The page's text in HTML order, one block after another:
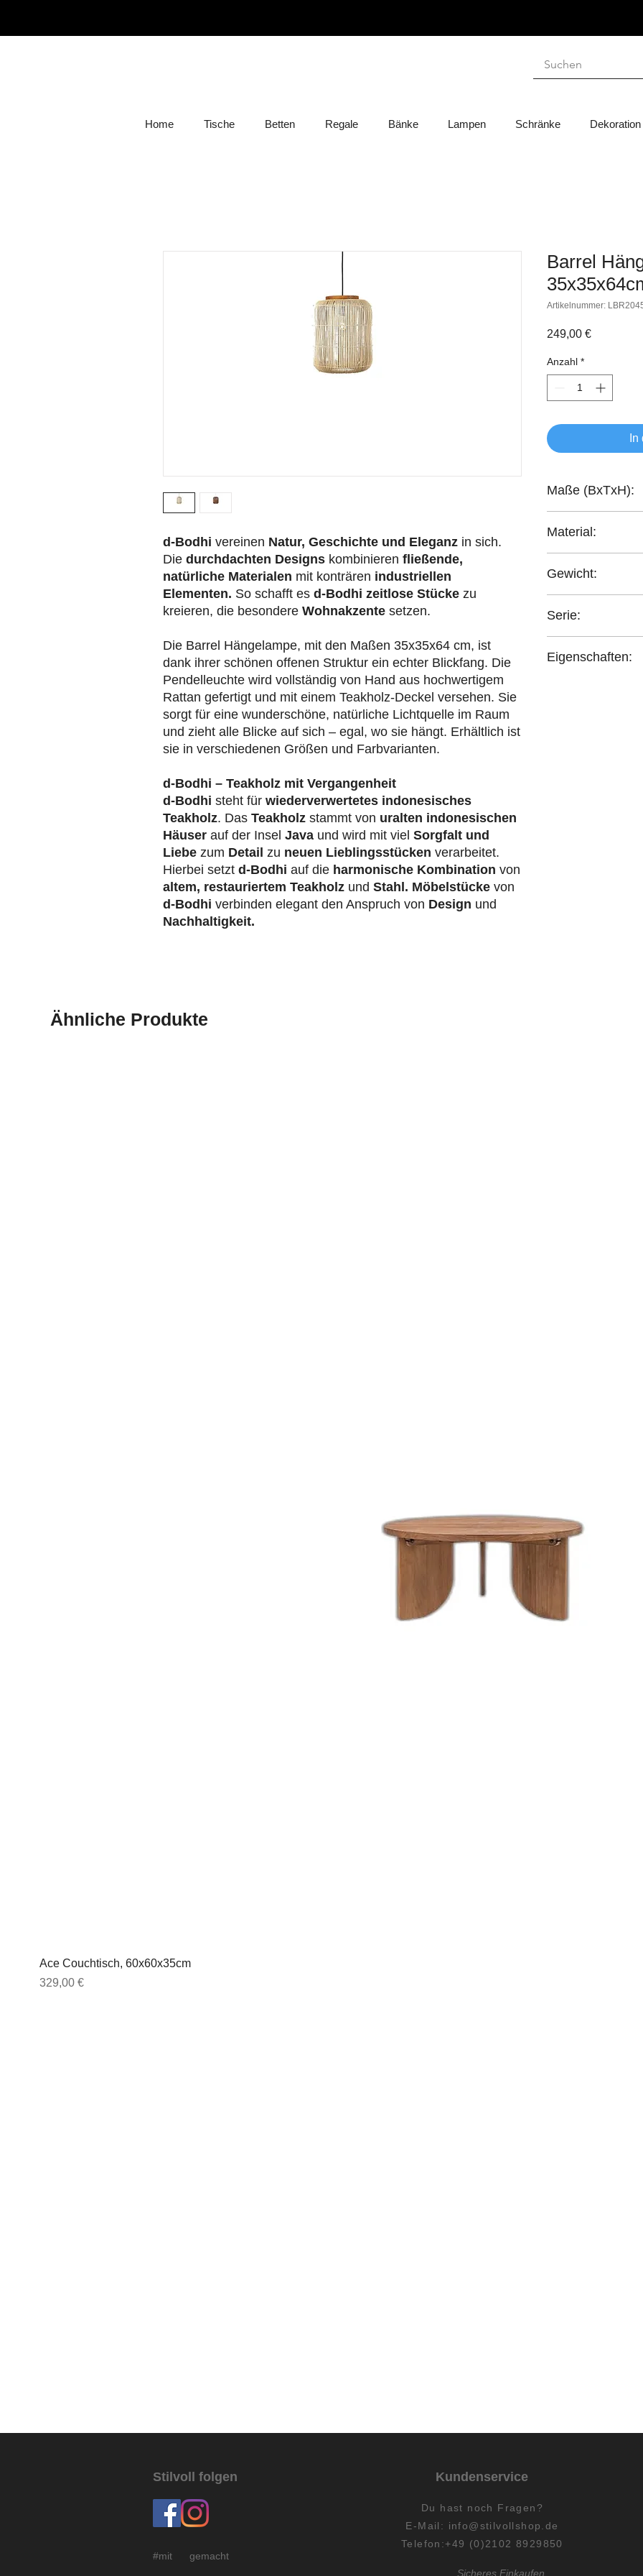
Home Tische Betten Regale Bänke Lampen Schränke Dekoration
d-Bodhi vereinen Natur, Geschichte und Eleganz in sich.
Die durchdachten Designs kombinieren fließende,
natürliche Materialen mit konträren industriellen
Elementen. So schafft es d-Bodhi zeitlose Stücke zu
kreieren, die besondere Wohnakzente setzen.
Die Barrel Hängelampe, mit den Maßen 35x35x64 cm, ist
dank ihrer schönen offenen Struktur ein echter Blickfang. Die
Pendelleuchte wird vollständig von Hand aus hochwertigem
Rattan gefertigt und mit einem Teakholz-Deckel versehen. Sie
sorgt für eine wunderschöne, natürliche Lichtquelle im Raum
und zieht alle Blicke auf sich – egal, wo sie hängt. Erhältlich ist
sie in verschiedenen Größen und Farbvarianten.
d-Bodhi – Teakholz mit Vergangenheit
d-Bodhi steht für wiederverwertetes indonesisches
Teakholz. Das Teakholz stammt von uralten indonesischen
Häuser auf der Insel Java und wird mit viel Sorgfalt und
Liebe zum Detail zu neuen Lieblingsstücken verarbeitet.
Hierbei setzt d-Bodhi auf die harmonische Kombination von
altem, restauriertem Teakholz und Stahl. Möbelstücke von
d-Bodhi verbinden elegant den Anspruch von Design und
Nachhaltigkeit.
Barrel
Artikelnummer:
249,00 €Preis
Anzahl *
Maße (BxTxH):
Material:
Gewicht:
Serie:
Eigenschaften:
Ähnliche Produkte
Ace Couchtisch, 60x60x35cm
Preis
329,00 €
Stilvoll folgen
#mit gemacht
Kundenservice
Sicheres Einkaufen
Du hast noch Fragen?
E-Mail: info@stilvollshop.de
Telefon:+49 (0)2102 8929850